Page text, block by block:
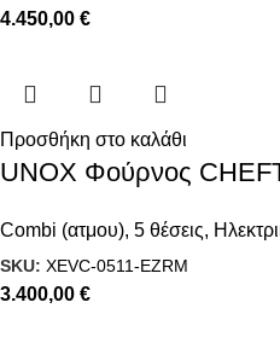
4.450,00 €
Προσθήκη στο καλάθι
UNOX Φούρνος
Combi (ατμου), 5 θέσεις,
SKU: XEVC-0511-EZRM
3.400,00 €